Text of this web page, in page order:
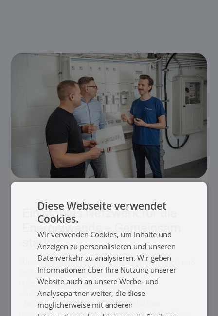
Ein starkes Netzwerk für die
Energiewende – Gemeinsam
stärker
Unser Partnernetzwerk wächst kontinuierlich und
mit ihm die Schlagkraft unserer
Mieterstromlösungen. Gemeinsam mit
ausgewählten Elektrofachbetrieben,
Technologiepartnern und strategischen
Investoren setzen wir deutschlandweit Projekte
Diese Webseite verwendet
Cookies.
Wir verwenden Cookies, um Inhalte und
Anzeigen zu personalisieren und unseren
Datenverkehr zu analysieren. Wir geben
Informationen über Ihre Nutzung unserer
Website auch an unsere Werbe- und
Analysepartner weiter, die diese
möglicherweise mit anderen